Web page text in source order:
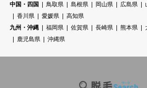
中国・四国
鳥取県 島根県 岡山県 広島県
香川県
愛媛県
高知県
九州・沖縄
福岡県 佐賀県 長崎県 熊本県
鹿児島県
沖縄県